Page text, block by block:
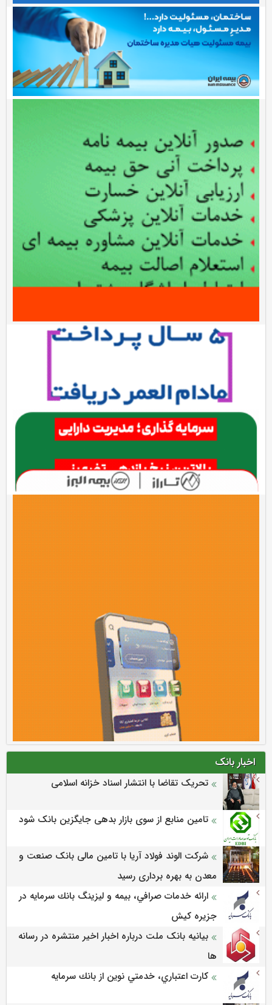
اخبار بانک
تحریک تقاضا با انتشار اسناد خزانه اسلامی
تامین منابع از سوی بازار بدهی جایگزین بانک شود
شرکت الوند فولاد آریا با تامین مالی بانک صنعت و
معدن به بهره برداری رسید
ارائه خدمات صرافي، بيمه و ليزينگ بانك سرمايه در
جزيره كيش
بیانیه بانک ملت درباره اخبار اخیر منتشره در رسانه
ها
كارت اعتباري، خدمتي نوين از بانك سرمايه